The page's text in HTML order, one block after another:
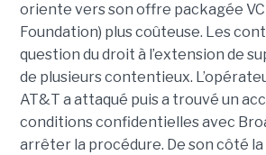
oriente vers son offre packagée
Foundation) plus coûteuse. Les
question du droit à l’extension de
de plusieurs contentieux.
AT&T a attaqué puis a trouvé un
conditions confidentielles avec
arrêter la procédure. De son côté la